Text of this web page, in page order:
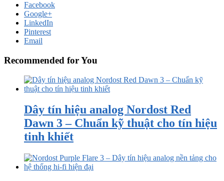
Facebook
Google+
LinkedIn
Pinterest
Email
Recommended for You
Dây tín hiệu analog Nordost Red
Dawn 3 – Chuẩn kỹ thuật cho tín hiệu
tinh khiết